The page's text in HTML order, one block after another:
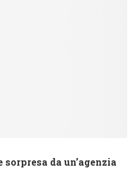
da un’agenzia